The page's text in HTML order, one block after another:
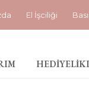
El İşciliği